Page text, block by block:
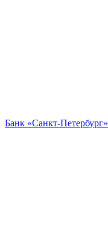
Банк «Санкт-Петербург»